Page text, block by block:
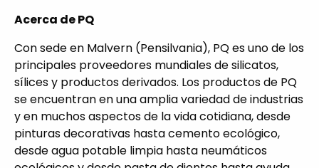
Acerca de PQ
Con sede en Malvern (Pensilvania), PQ es uno de los
principales proveedores mundiales de silicatos,
sílices y productos derivados. Los productos de PQ
se encuentran en una amplia variedad de industrias
y en muchos aspectos de la vida cotidiana, desde
pinturas decorativas hasta cemento ecológico,
desde agua potable limpia hasta neumáticos